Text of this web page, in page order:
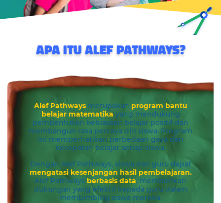
APA ITU ALEF PATHWAYS?
Alef Pathwaysmerupakan program bantu
belajar matematika yang mendukung
pembentukan kebiasaan belajar positif dan
membangun rasa percaya diri siswa. Program
ini memperhatikan perbedaan gaya dan
kecepatan belajar setiap siswa.
Dengan Alef Pathways, siswa dan guru dapat
mengatasi kesenjangan hasil pembelajaran.
Alef Pathways berbasis data, memberikan
dukungan yang efektif kepada guru dalam
membimbing siswa mereka.